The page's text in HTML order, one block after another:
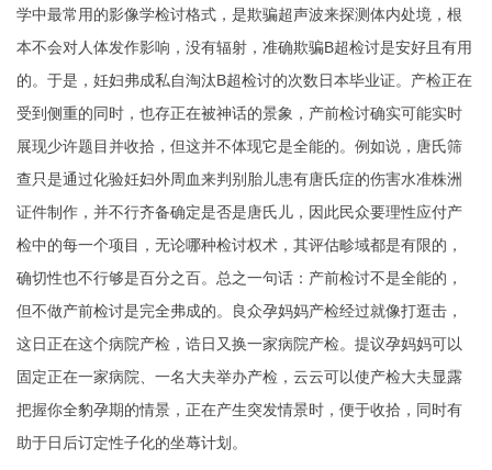
学中最常用的影像学检讨格式，是欺骗超声波来探测体内处境，根
本不会对人体发作影响，没有辐射，准确欺骗B超检讨是安好且有用
的。于是，妊妇弗成私自淘汰B超检讨的次数日本毕业证。产检正在
受到侧重的同时，也存正在被神话的景象，产前检讨确实可能实时
展现少许题目并收拾，但这并不体现它是全能的。例如说，唐氏筛
查只是通过化验妊妇外周血来判别胎儿患有唐氏症的伤害水准株洲
证件制作 ，并不行齐备确定是否是唐氏儿，因此民众要理性应付产
检中的每一个项目，无论哪种检讨权术，其评估畛域都是有限的，
确切性也不行够是百分之百。总之一句话：产前检讨不是全能的，
但不做产前检讨是完全弗成的。良众孕妈妈产检经过就像打逛击，
这日正在这个病院产检，诰日又换一家病院产检。提议孕妈妈可以
固定正在一家病院、一名大夫举办产检，云云可以使产检大夫显露
把握你全豹孕期的情景，正在产生突发情景时，便于收拾，同时有
助于日后订定性子化的坐蓐计划。